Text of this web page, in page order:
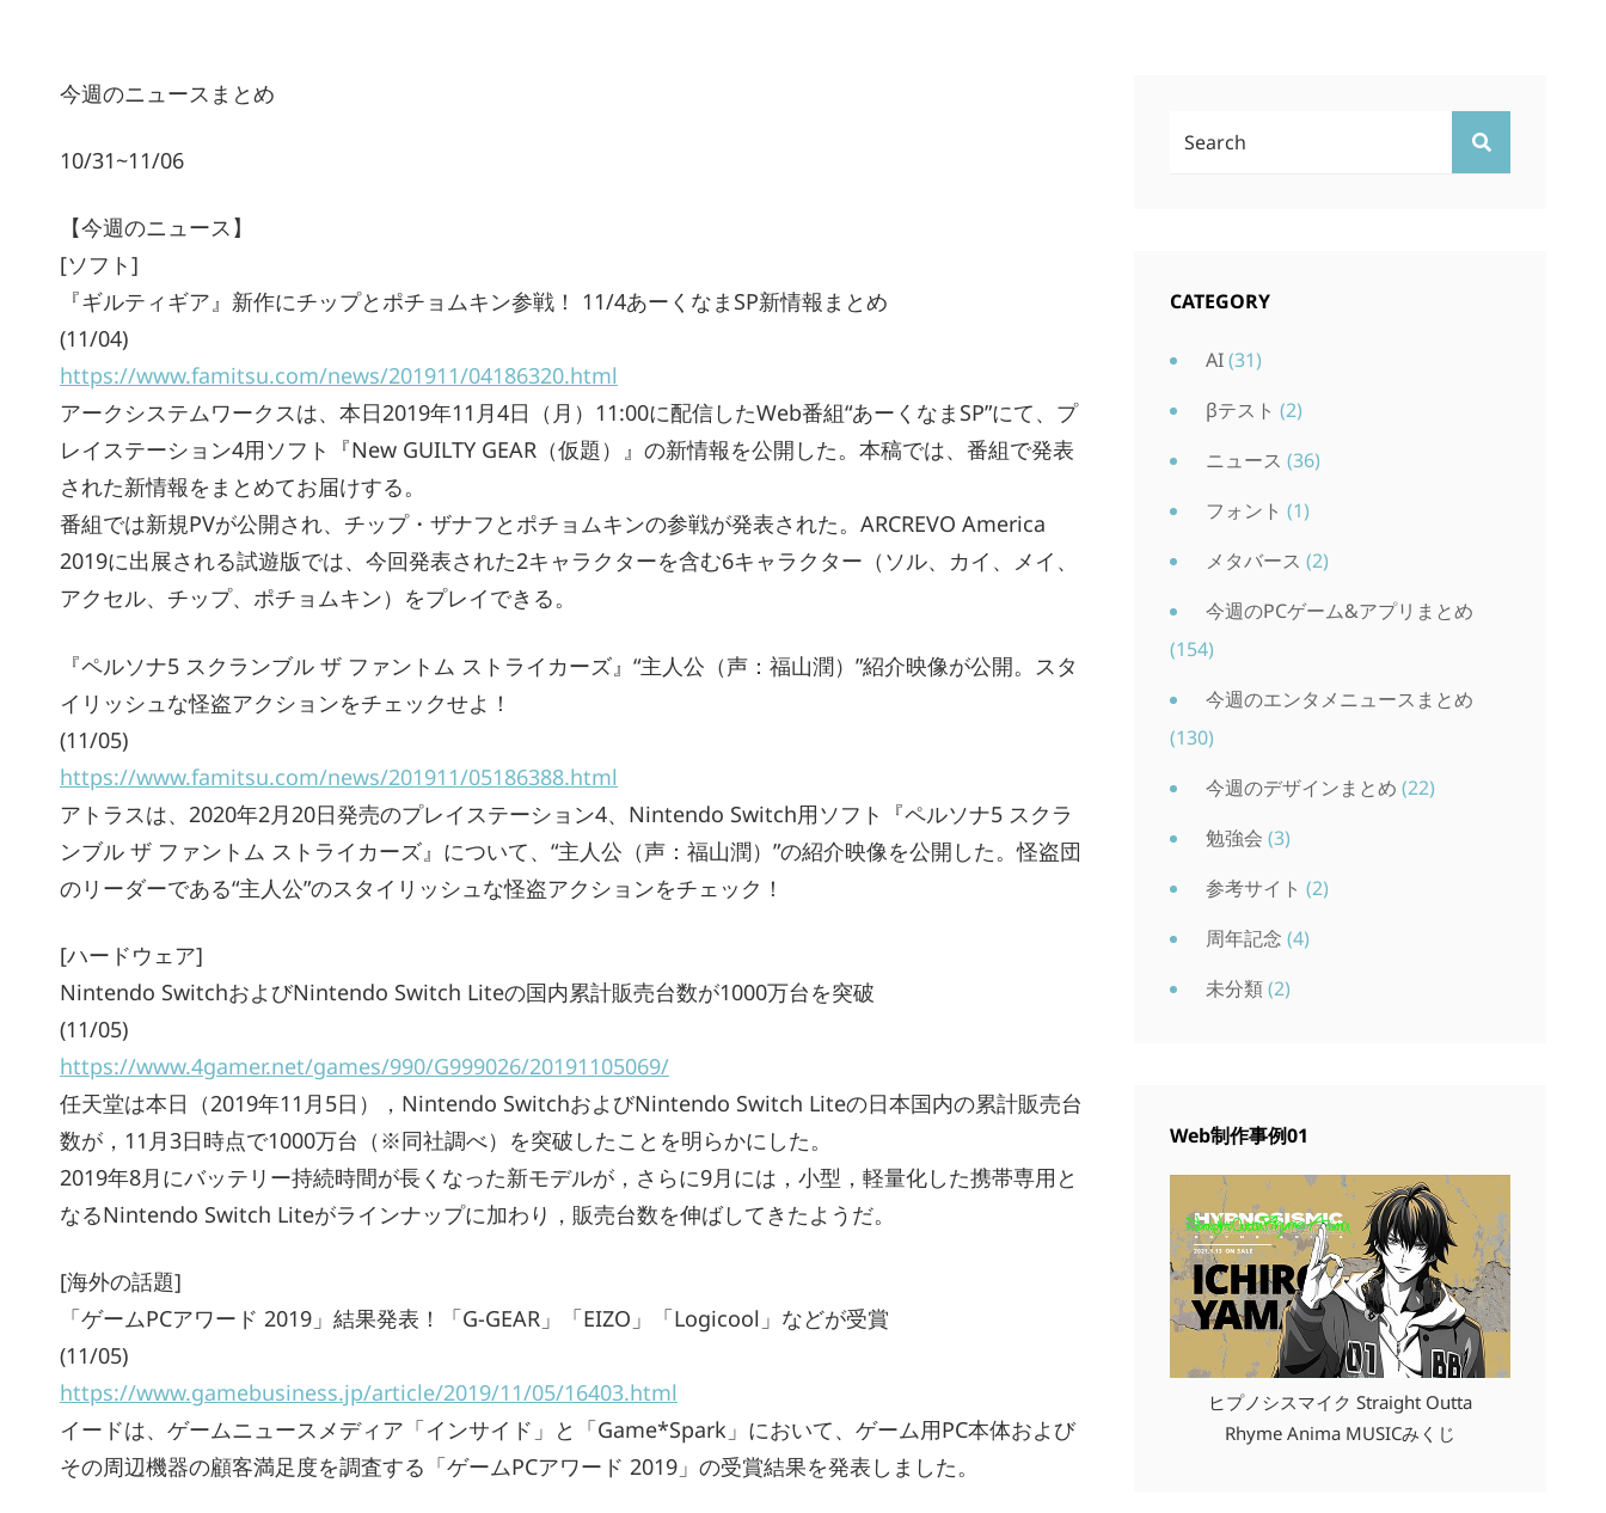
今週のニュースまとめ
10/31~11/06
【今週のニュース】
[ソフト]
『ギルティギア』新作にチップとポチョムキン参戦！ 11/4あーくなまSP新情報まとめ
(11/04)
https://www.famitsu.com/news/201911/04186320.html
アークシステムワークスは、本日2019年11月4日（月）11:00に配信したWeb番組“あーくなまSP”にて、プ
レイステーション4用ソフト『New GUILTY GEAR（仮題）』の新情報を公開した。本稿では、番組で発表
された新情報をまとめてお届けする。
番組では新規PVが公開され、チップ・ザナフとポチョムキンの参戦が発表された。ARCREVO America
2019に出展される試遊版では、今回発表された2キャラクターを含む6キャラクター（ソル、カイ、メイ、
アクセル、チップ、ポチョムキン）をプレイできる。
『ペルソナ5 スクランブル ザ ファントム ストライカーズ』“主人公（声：福山潤）”紹介映像が公開。スタ
イリッシュな怪盗アクションをチェックせよ！
(11/05)
https://www.famitsu.com/news/201911/05186388.html
アトラスは、2020年2月20日発売のプレイステーション4、Nintendo Switch用ソフト『ペルソナ5 スクラ
ンブル ザ ファントム ストライカーズ』について、“主人公（声：福山潤）”の紹介映像を公開した。怪盗団
のリーダーである“主人公”のスタイリッシュな怪盗アクションをチェック！
[ハードウェア]
Nintendo SwitchおよびNintendo Switch Liteの国内累計販売台数が1000万台を突破
(11/05)
https://www.4gamer.net/games/990/G999026/20191105069/
任天堂は本日（2019年11月5日），Nintendo SwitchおよびNintendo Switch Liteの日本国内の累計販売台
数が，11月3日時点で1000万台（※同社調べ）を突破したことを明らかにした。
2019年8月にバッテリー持続時間が長くなった新モデルが，さらに9月には，小型，軽量化した携帯専用と
なるNintendo Switch Liteがラインナップに加わり，販売台数を伸ばしてきたようだ。
[海外の話題]
「ゲームPCアワード 2019」結果発表！「G-GEAR」「EIZO」「Logicool」などが受賞
(11/05)
https://www.gamebusiness.jp/article/2019/11/05/16403.html
イードは、ゲームニュースメディア「インサイド」と「Game*Spark」において、ゲーム用PC本体および
その周辺機器の顧客満足度を調査する「ゲームPCアワード 2019」の受賞結果を発表しました。
検
CATEGORY
AI(31)
βテスト (2)
ニュース (36)
フォント (1)
メタバース (2)
今週のPCゲーム&アプリまとめ
(154)
今週のエンタメニュースまとめ
(130)
今週のデザインまとめ (22)
勉強会 (3)
参考サイト (2)
周年記念 (4)
未分類(2)
Web制作事例01
ヒプノシスマイク Straight Outta
Rhyme Anima MUSICみくじ